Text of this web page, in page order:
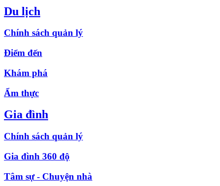
Du lịch
Chính sách quản lý
Điểm đến
Khám phá
Ẩm thực
Gia đình
Chính sách quản lý
Gia đình 360 độ
Tâm sự - Chuyện nhà